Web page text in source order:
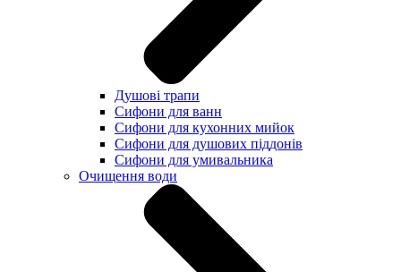
Душові трапи
Сифони для ванн
Сифони для кухонних мийок
Сифони для душових піддонів
Сифони для умивальника
Очищення води